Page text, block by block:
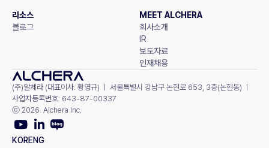
리소스
블로그
MEET ALCHERA
회사소개
IR
보도자료
인재채용
(주)알체라 (대표이사: 황영규) ㅣ 서울특별시 강남구 논현로 653, 3층(논현동) ㅣ
사업자등록번호: 643-87-00337
ⓒ 2026. Alchera Inc.
KORENG